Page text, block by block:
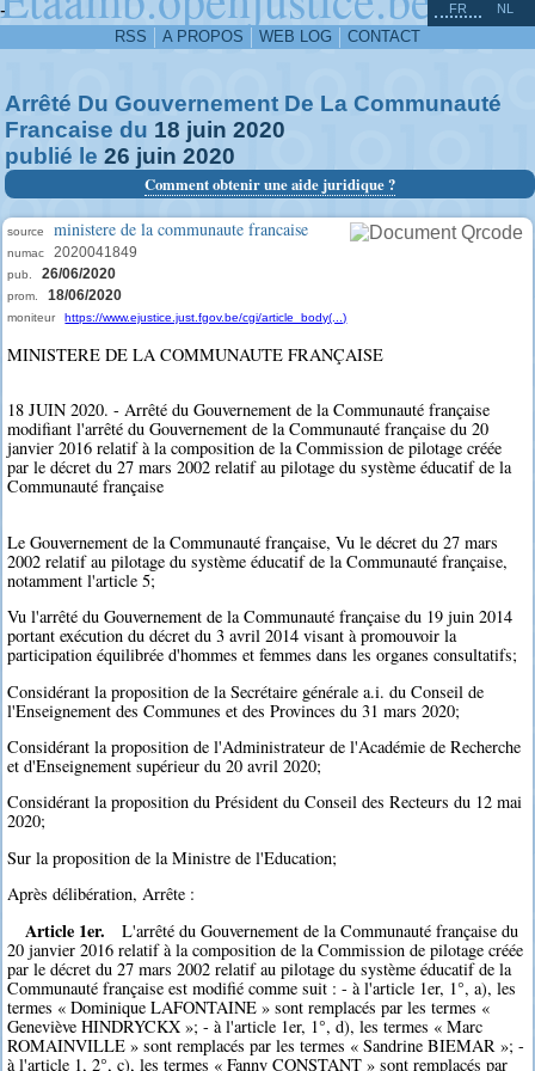
-
RSS A PROPOS WEB LOG CONTACT
FR NL
Arrêté Du Gouvernement De La Communauté
Francaise du 18 juin 2020
publié le 26 juin 2020
Comment obtenir une aide juridique ?
source ministere de la communaute francaise
numac 2020041849
pub. 26/06/2020
prom. 18/06/2020
moniteur https://www.ejustice.just.fgov.be/cgi/article_body(...)
MINISTERE DE LA COMMUNAUTE FRANÇAISE
18 JUIN 2020. - Arrêté du Gouvernement de la Communauté française
modifiant l'arrêté du Gouvernement de la Communauté française du 20
janvier 2016 relatif à la composition de la Commission de pilotage créée
par le décret du 27 mars 2002 relatif au pilotage du système éducatif de la
Communauté française
Le Gouvernement de la Communauté française, Vu le décret du 27 mars
2002 relatif au pilotage du système éducatif de la Communauté française,
notamment l'article 5;
Vu l'arrêté du Gouvernement de la Communauté française du 19 juin 2014
portant exécution du décret du 3 avril 2014 visant à promouvoir la
participation équilibrée d'hommes et femmes dans les organes consultatifs;
Considérant la proposition de la Secrétaire générale a.i. du Conseil de
l'Enseignement des Communes et des Provinces du 31 mars 2020;
Considérant la proposition de l'Administrateur de l'Académie de Recherche
et d'Enseignement supérieur du 20 avril 2020;
Considérant la proposition du Président du Conseil des Recteurs du 12 mai
2020;
Sur la proposition de la Ministre de l'Education;
Après délibération, Arrête :
Article 1er.
L'arrêté du Gouvernement de la Communauté française du
20 janvier 2016 relatif à la composition de la Commission de pilotage créée
par le décret du 27 mars 2002 relatif au pilotage du système éducatif de la
Communauté française est modifié comme suit : - à l'article 1er, 1°, a), les
termes « Dominique LAFONTAINE » sont remplacés par les termes «
Geneviève HINDRYCKX »; - à l'article 1er, 1°, d), les termes « Marc
ROMAINVILLE » sont remplacés par les termes « Sandrine BIEMAR »; -
à l'article 1, 2°, c), les termes « Fanny CONSTANT » sont remplacés par
^